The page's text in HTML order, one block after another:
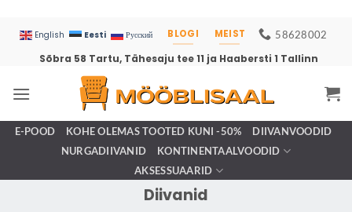
English Eesti Русский BLOGI MEIST 58628002
Sõbra 58 Tartu, Tähesaju tee 11 ja Haabersti 1 Tallinn
E-POOD KOHE OLEMAS TOOTED KUNI -50%
DIIVANVOODID
NURGADIIVANID
KONTINENTAALVOODID
AKSESSUAARID
Diivanid